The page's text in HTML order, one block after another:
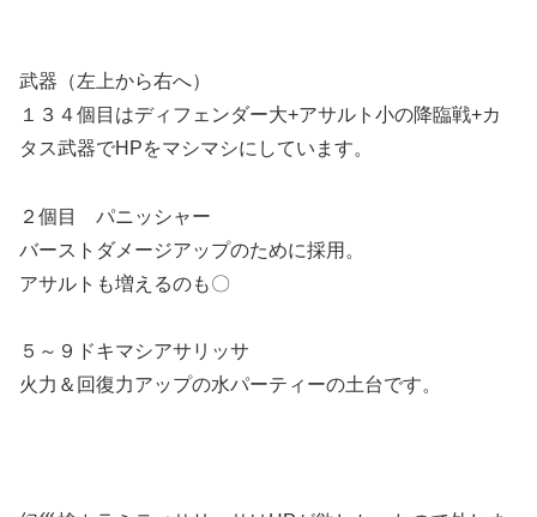
武器（左上から右へ）
１３４個目はディフェンダー大+アサルト小の降臨戦+カ
タス武器でHPをマシマシにしています。
２個目 パニッシャー
バーストダメージアップのために採用。
アサルトも増えるのも〇
５～９ドキマシアサリッサ
火力＆回復力アップの水パーティーの土台です。